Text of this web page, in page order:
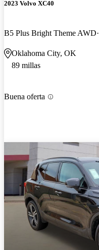
2023 Volvo XC40
B5 Plus Bright Theme AWD
Oklahoma City, OK
89 millas
Buena oferta